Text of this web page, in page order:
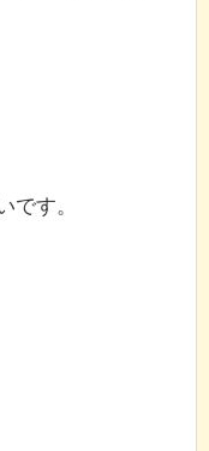
です。